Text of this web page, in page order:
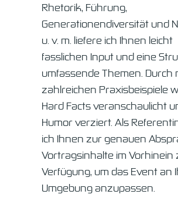
Rhetorik, Führung,
Generationendiversität und
u. v. m. liefere ich Ihnen leicht
fasslichen Input und eine
umfassende Themen. Durch
zahlreichen Praxisbeispiele
Hard Facts veranschaulicht
Humor verziert. Als
ich Ihnen zur genauen
Vortragsinhalte im Vorhinein
Verfügung, um das Event an
Umgebung anzupassen.